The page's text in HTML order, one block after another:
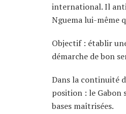
international. Il
Nguema lui-même
Objectif : établir
démarche de bon
Dans la continuité
position : le Gabon
bases maîtrisées.